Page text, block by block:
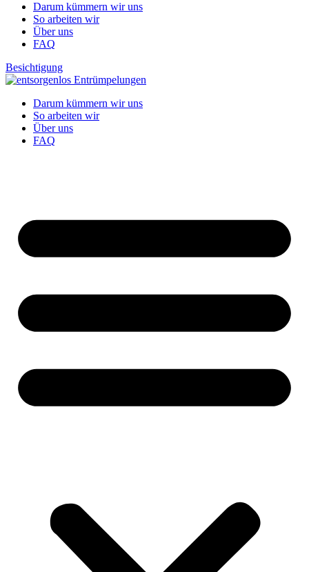
Darum kümmern wir uns
So arbeiten wir
Über uns
FAQ
Besichtigung
Darum kümmern wir uns
So arbeiten wir
Über uns
FAQ